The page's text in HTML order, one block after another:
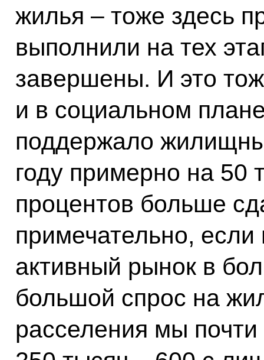
жилья – тоже здесь
выполнили на тех
завершены. И это
и в социальном
поддержало
году примерно на 50
процентов больше
примечательно, если
активный рынок в
большой спрос на
расселения мы